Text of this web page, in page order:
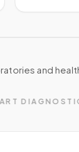
and
DIAGNOSTICS